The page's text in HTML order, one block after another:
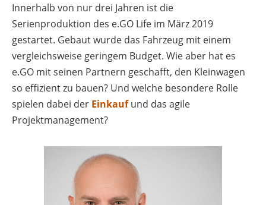
Innerhalb von nur drei Jahren ist die
Serienproduktion des e.GO Life im März 2019
gestartet. Gebaut wurde das Fahrzeug mit einem
vergleichsweise geringem Budget. Wie aber hat es
e.GO mit seinen Partnern geschafft, den Kleinwagen
so effizient zu bauen? Und welche besondere Rolle
spielen dabei der Einkaufund das agile
Projektmanagement?